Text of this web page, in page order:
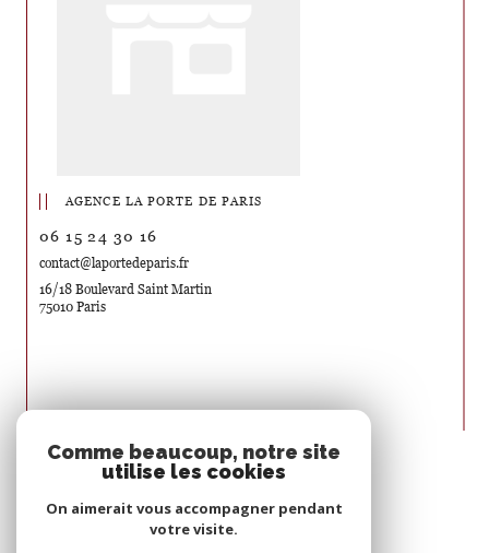
AGENCE LA PORTE DE PARIS
06 15 24 30 16
contact@laportedeparis.fr
16/18 Boulevard Saint Martin
75010 Paris
Nous suivre sur
Comme beaucoup, notre site
utilise les cookies
On aimerait vous accompagner pendant
votre visite.